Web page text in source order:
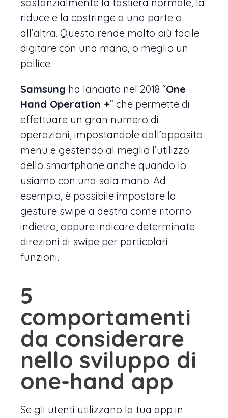
riduce e la costringe a una parte o
all’altra. Questo rende molto più facile
digitare con una mano, o meglio un
pollice.
Samsung ha lanciato nel 2018 “One
Hand Operation +” che permette di
effettuare un gran numero di
operazioni, impostandole dall’apposito
menu e gestendo al meglio l’utilizzo
dello smartphone anche quando lo
usiamo con una sola mano. Ad
esempio, è possibile impostare la
gesture swipe a destra come ritorno
indietro, oppure indicare determinate
direzioni di swipe per particolari
funzioni.
5
comportamenti
da considerare
nello sviluppo di
one-hand app
Se gli utenti utilizzano la tua app in